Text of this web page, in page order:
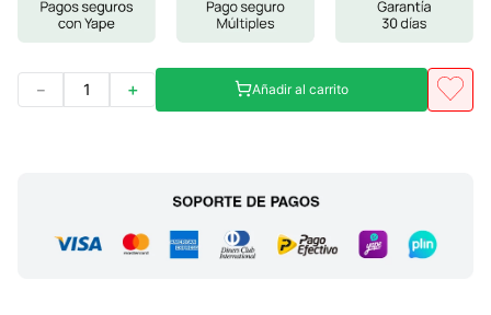
＋
－ Añadir al carrito